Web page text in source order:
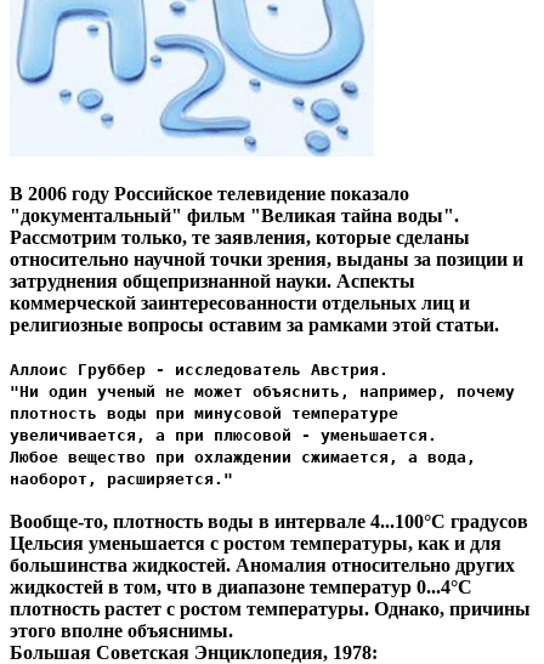
В 2006 году Российское телевидение показало
"документальный" фильм "Великая тайна воды".
Рассмотрим только, те заявления, которые сделаны
относительно научной точки зрения, выданы за позиции и
затруднения общепризнанной науки. Аспекты
коммерческой заинтересованности отдельных лиц и
религиозные вопросы оставим за рамками этой статьи.
Аллоис Груббер - исследователь Австрия.
"Ни один ученый не может объяснить, например, почему
плотность воды при минусовой температуре
увеличивается, а при плюсовой - уменьшается.
Любое вещество при охлаждении сжимается, а вода,
наоборот, расширяется."
Вообще-то, плотность воды в интервале 4...100°C градусов
Цельсия уменьшается с ростом температуры, как и для
большинства жидкостей. Аномалия относительно других
жидкостей в том, что в диапазоне температур 0...4°C
плотность растет с ростом температуры. Однако, причины
этого вполне объяснимы.
Большая Советская Энциклопедия, 1978: